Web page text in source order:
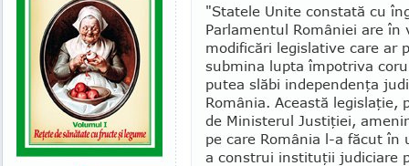
"Statele Unite constată cu
Parlamentul României are în
modificări legislative care ar
submina lupta împotriva
putea slăbi independenţa
România. A­ceastă legislaţie,
de Ministerul Jus­tiţiei,
pe care România l-a făcut în
a construi instituţii ju­­diciare